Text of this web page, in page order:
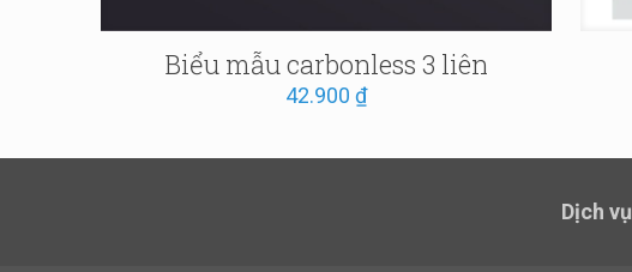
Biểu mẫu carbonless 3 liên
42.900 ₫
Dịch vụ